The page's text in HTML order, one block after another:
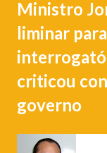
Ministro
liminar
criticou
governo